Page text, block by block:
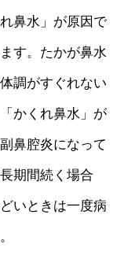
鼻水」が原因で
す。たかが鼻水
調がすぐれない
かくれ鼻水」が
鼻腔炎になって
期間続く場合
いときは一度病